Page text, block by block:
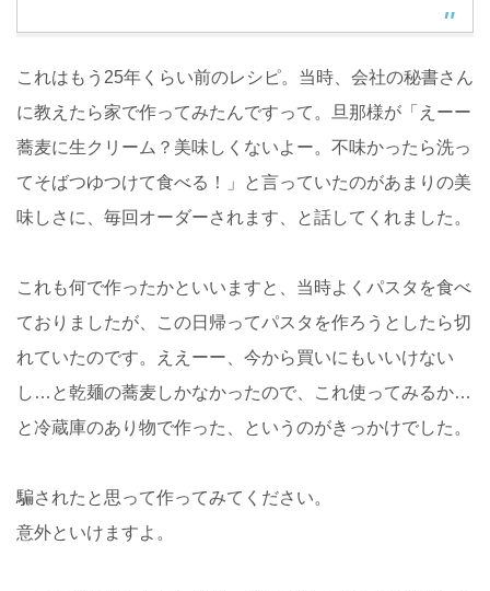
これはもう25年くらい前のレシピ。当時、会社の秘書さん
に教えたら家で作ってみたんですって。旦那様が「えーー
蕎麦に生クリーム？美味しくないよー。不味かったら洗っ
てそばつゆつけて食べる！」と言っていたのがあまりの美
味しさに、毎回オーダーされます、と話してくれました。
これも何で作ったかといいますと、当時よくパスタを食べ
ておりましたが、この日帰ってパスタを作ろうとしたら切
れていたのです。ええーー、今から買いにもいいけない
し…と乾麺の蕎麦しかなかったので、これ使ってみるか…
と冷蔵庫のあり物で作った、というのがきっかけでした。
騙されたと思って作ってみてください。
意外といけますよ。